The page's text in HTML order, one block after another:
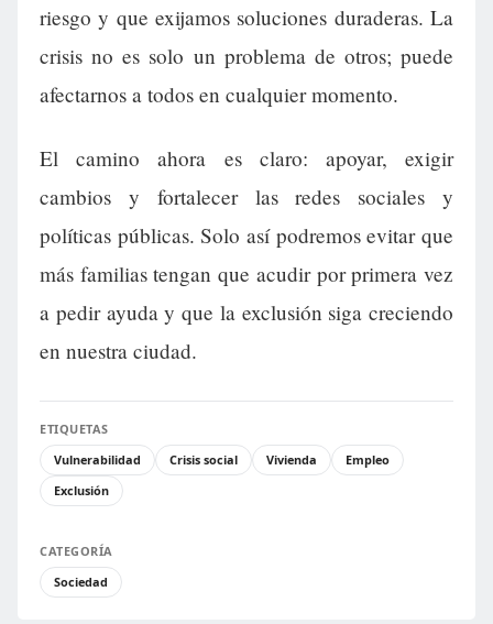
riesgo y que exijamos soluciones duraderas. La
crisis no es solo un problema de otros; puede
afectarnos a todos en cualquier momento.
El camino ahora es claro: apoyar, exigir
cambios y fortalecer las redes sociales y
políticas públicas. Solo así podremos evitar que
más familias tengan que acudir por primera vez
a pedir ayuda y que la exclusión siga creciendo
en nuestra ciudad.
ETIQUETAS
Vulnerabilidad
Crisis social Vivienda
Empleo
Exclusión
CATEGORÍA
Sociedad